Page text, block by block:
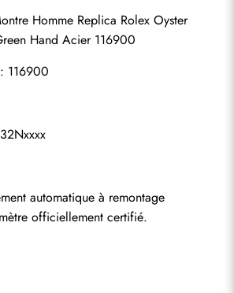
Homme Replica Rolex Oyster
Hand Acier 116900
116900
automatique à remontage
officiellement certifié.